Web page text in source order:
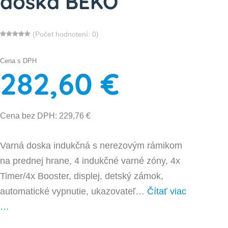
(Počet hodnotení: 0)
Cena s DPH
282,60 €
Cena bez DPH: 229,76 €
Varná doska indukčná s nerezovým rámikom
na prednej hrane, 4 indukčné varné zóny, 4x
Timer/4x Booster, displej, detský zámok,
automatické vypnutie, ukazovateľ… Čítať viac
…